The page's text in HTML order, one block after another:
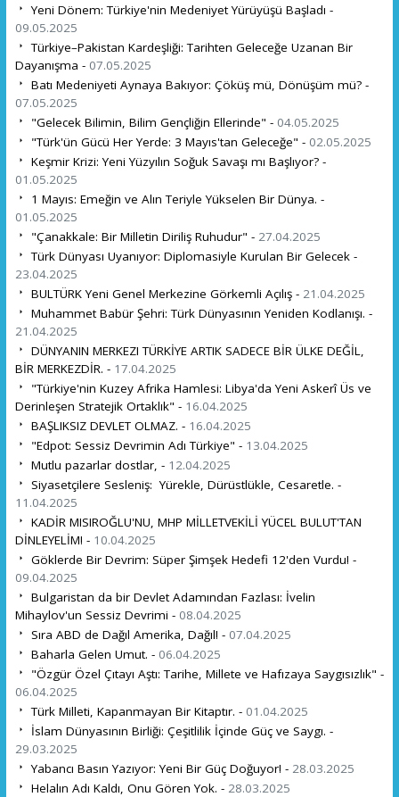
Yeni Dönem: Türkiye'nin Medeniyet Yürüyüşü Başladı -
09.05.2025
Türkiye–Pakistan Kardeşliği: Tarihten Geleceğe Uzanan Bir
Dayanışma - 07.05.2025
Batı Medeniyeti Aynaya Bakıyor: Çöküş mü, Dönüşüm mü? -
07.05.2025
"Gelecek Bilimin, Bilim Gençliğin Ellerinde" - 04.05.2025
"Türk'ün Gücü Her Yerde: 3 Mayıs'tan Geleceğe" - 02.05.2025
Keşmir Krizi: Yeni Yüzyılın Soğuk Savaşı mı Başlıyor? -
01.05.2025
1 Mayıs: Emeğin ve Alın Teriyle Yükselen Bir Dünya. -
01.05.2025
"Çanakkale: Bir Milletin Diriliş Ruhudur" - 27.04.2025
Türk Dünyası Uyanıyor: Diplomasiyle Kurulan Bir Gelecek -
23.04.2025
BULTÜRK Yeni Genel Merkezine Görkemli Açılış - 21.04.2025
Muhammet Babür Şehri: Türk Dünyasının Yeniden Kodlanışı. -
21.04.2025
DÜNYANIN MERKEZI TÜRKİYE ARTIK SADECE BİR ÜLKE DEĞİL,
BİR MERKEZDİR. - 17.04.2025
"Türkiye'nin Kuzey Afrika Hamlesi: Libya'da Yeni Askerî Üs ve
Derinleşen Stratejik Ortaklık" - 16.04.2025
BAŞLIKSIZ DEVLET OLMAZ. - 16.04.2025
"Edpot: Sessiz Devrimin Adı Türkiye" - 13.04.2025
Mutlu pazarlar dostlar, - 12.04.2025
Siyasetçilere Sesleniş: Yürekle, Dürüstlükle, Cesaretle. -
11.04.2025
KADİR MISIROĞLU'NU, MHP MİLLETVEKİLİ YÜCEL BULUT'TAN
DİNLEYELİM! - 10.04.2025
Göklerde Bir Devrim: Süper Şimşek Hedefi 12'den Vurdu! -
09.04.2025
Bulgaristan da bir Devlet Adamından Fazlası: İvelin
Mihaylov'un Sessiz Devrimi - 08.04.2025
Sıra ABD de Dağıl Amerika, Dağıl! - 07.04.2025
Baharla Gelen Umut. - 06.04.2025
"Özgür Özel Çıtayı Aştı: Tarihe, Millete ve Hafızaya Saygısızlık" -
06.04.2025
Türk Milleti, Kapanmayan Bir Kitaptır. - 01.04.2025
İslam Dünyasının Birliği: Çeşitlilik İçinde Güç ve Saygı. -
29.03.2025
Yabancı Basın Yazıyor: Yeni Bir Güç Doğuyor! - 28.03.2025
Helalın Adı Kaldı, Onu Gören Yok. - 28.03.2025